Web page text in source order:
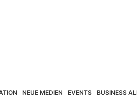
NEUE MEDIEN EVENTS BUSINESS